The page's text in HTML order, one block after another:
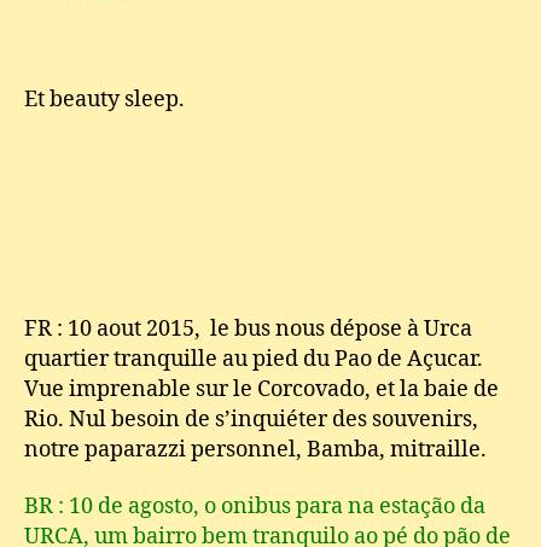
Et beauty sleep.
FR : 10 aout 2015, le bus nous dépose à Urca
quartier tranquille au pied du Pao de Açucar.
Vue imprenable sur le Corcovado, et la baie de
Rio. Nul besoin de s’inquiéter des souvenirs,
notre paparazzi personnel, Bamba, mitraille.
BR : 10 de agosto, o onibus para na estação da
URCA, um bairro bem tranquilo ao pé do pão de